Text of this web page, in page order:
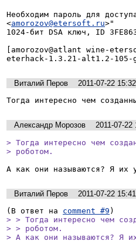
Необходим пароль для
<amorozov@etersoft.ru>"
1024-бит DSA ключ, ID
[amorozov@atlant wine-
eterhack-1.3.21-alt1.2-105-
Виталий Перов
2011-07-22
Тогда интересно чем
Александр Морозов
2011-07-
> Тогда интересно чем
> роботом.
А как они называются? Я
Виталий Перов
2011-07-22
(В ответ на comment #9
> > Тогда интересно чем
> > роботом.
> А как они называются?